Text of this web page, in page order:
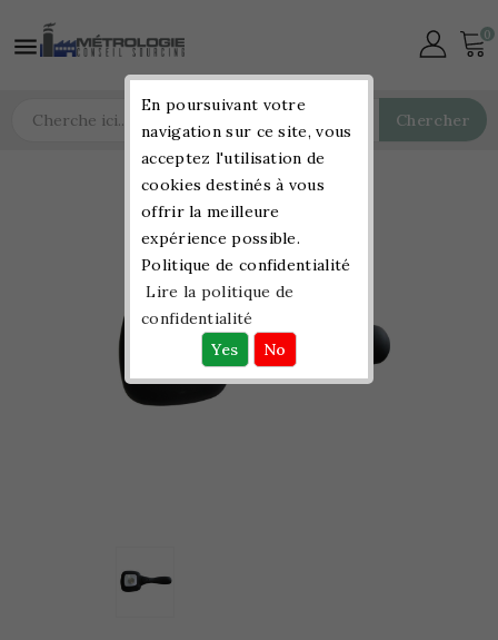
 0
Chercher
En poursuivant votre
navigation sur ce site, vous
acceptez l'utilisation de
cookies destinés à vous
offrir la meilleure
expérience possible.
Politique de confidentialité
Lire la politique de
confidentialité